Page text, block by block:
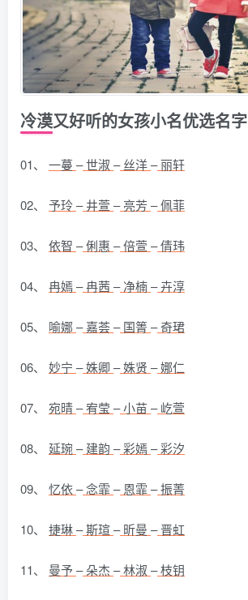
冷漠又好听的女孩小名优选名字
01、 一蔓 –世淑 –丝洋–丽轩
02、 予玲–井萱 –亮芳–佩菲
03、 依智 –俐惠 –倍萱 –倩玮
04、 冉嫣–冉茜 –净楠–卉淳
05、 喻娜–嘉荟–国箐–奇珺
06、 妙宁 –姝卿 –姝贤 –娜仁
07、 宛晴–宥莹–小苗–屹萱
08、 延琬 –建韵 –彩嫣–彩汐
09、 忆依–念霏 –恩霏 –振菁
10、 捷琳–斯瑄 –昕曼 –晋虹
11、 曼予 –朵杰 –林淑 –枝钥